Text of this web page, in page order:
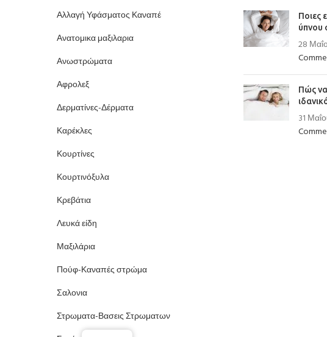
Αλλαγή Υφάσματος Καναπέ
Ανατομικα μαξιλαρια
Ανωστρώματα
Αφρολεξ
Δερματίνες-Δέρματα
Καρέκλες
Κουρτίνες
Κουρτινόξυλα
Κρεβάτια
Λευκά είδη
Μαξιλάρια
Πούφ-Καναπές στρώμα
Σαλονια
Στρωματα-Βασεις Στρωματων
Ποιες
ύπνου
28
Πώς να
31